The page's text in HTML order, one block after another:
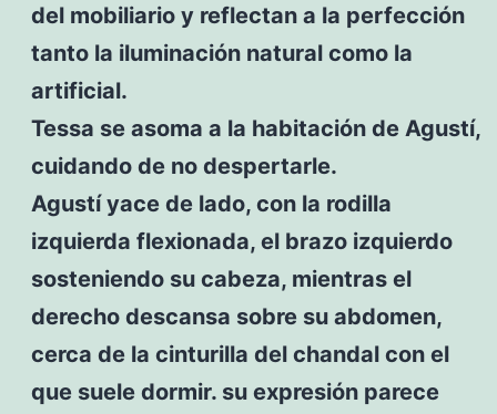
del mobiliario y reflectan a la perfección
tanto la iluminación natural como la
artificial.
Tessa se asoma a la habitación de Agustí,
cuidando de no despertarle.
Agustí yace de lado, con la rodilla
izquierda flexionada, el brazo izquierdo
sosteniendo su cabeza, mientras el
derecho descansa sobre su abdomen,
cerca de la cinturilla del chandal con el
que suele dormir. su expresión parece